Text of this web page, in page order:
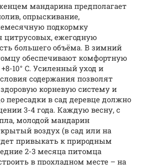
мандарина предполагает
опрыскивание,
подкормку
цитрусовых, ежегодную
большего объёма. В зимний
обеспечивают комфортную
10° C. Усиленный уход и
содержания позволят
корневую систему и
в сад деревце должно
3-4 года. Каждую весну, с
молодой мандарин
воздух (в сад или на
привыкать к природным
2-3 месяца питомца
в прохладном месте – на